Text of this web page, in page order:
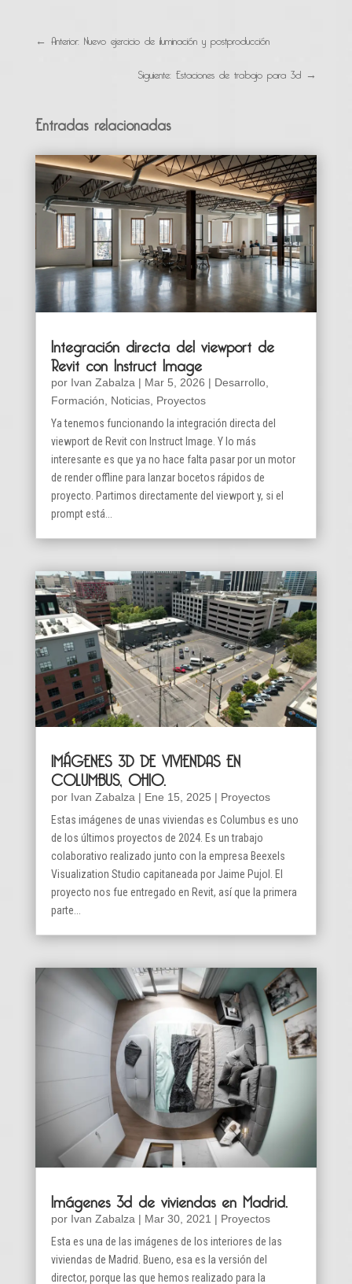
← Anterior: Nuevo ejercicio de iluminación y postproducción
Siguiente: Estaciones de trabajo para 3d →
Entradas relacionadas
Integración directa del viewport de
Revit con Instruct Image
por Ivan Zabalza | Mar 5, 2026 | Desarrollo,
Formación
Noticias, Proyectos
Ya tenemos funcionando la integración directa del
viewport de Revit con Instruct Image. Y lo más
interesante es que ya no hace falta pasar por un motor
de render offline para lanzar bocetos rápidos de
proyecto. Partimos directamente del viewport y, si el
prompt está...
IMÁGENES 3D DE VIVIENDAS EN
COLUMBUS, OHIO.
por Ivan Zabalza | Ene 15, 2025 | Proyectos
Estas imágenes de unas viviendas es Columbus es uno
de los últimos proyectos de 2024. Es un trabajo
colaborativo realizado junto con la empresa Beexels
Visualization Studio capitaneada por Jaime Pujol. El
proyecto nos fue entregado en Revit, así que la primera
parte...
Imágenes 3d de viviendas en Madrid.
por Ivan Zabalza | Mar 30, 2021 | Proyectos
Esta es una de las imágenes de los interiores de las
viviendas de Madrid. Bueno, esa es la versión del
director, porque las que hemos realizado para la